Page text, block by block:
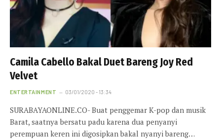
Camila Cabello Bakal Duet Bareng Joy Red
Velvet
ENTERTAINMENT 03/01/2020 - 13:34
SURABAYAONLINE.CO- Buat penggemar K-pop dan musik
Barat, saatnya bersatu padu karena dua penyanyi
perempuan keren ini digosipkan bakal nyanyi bareng…